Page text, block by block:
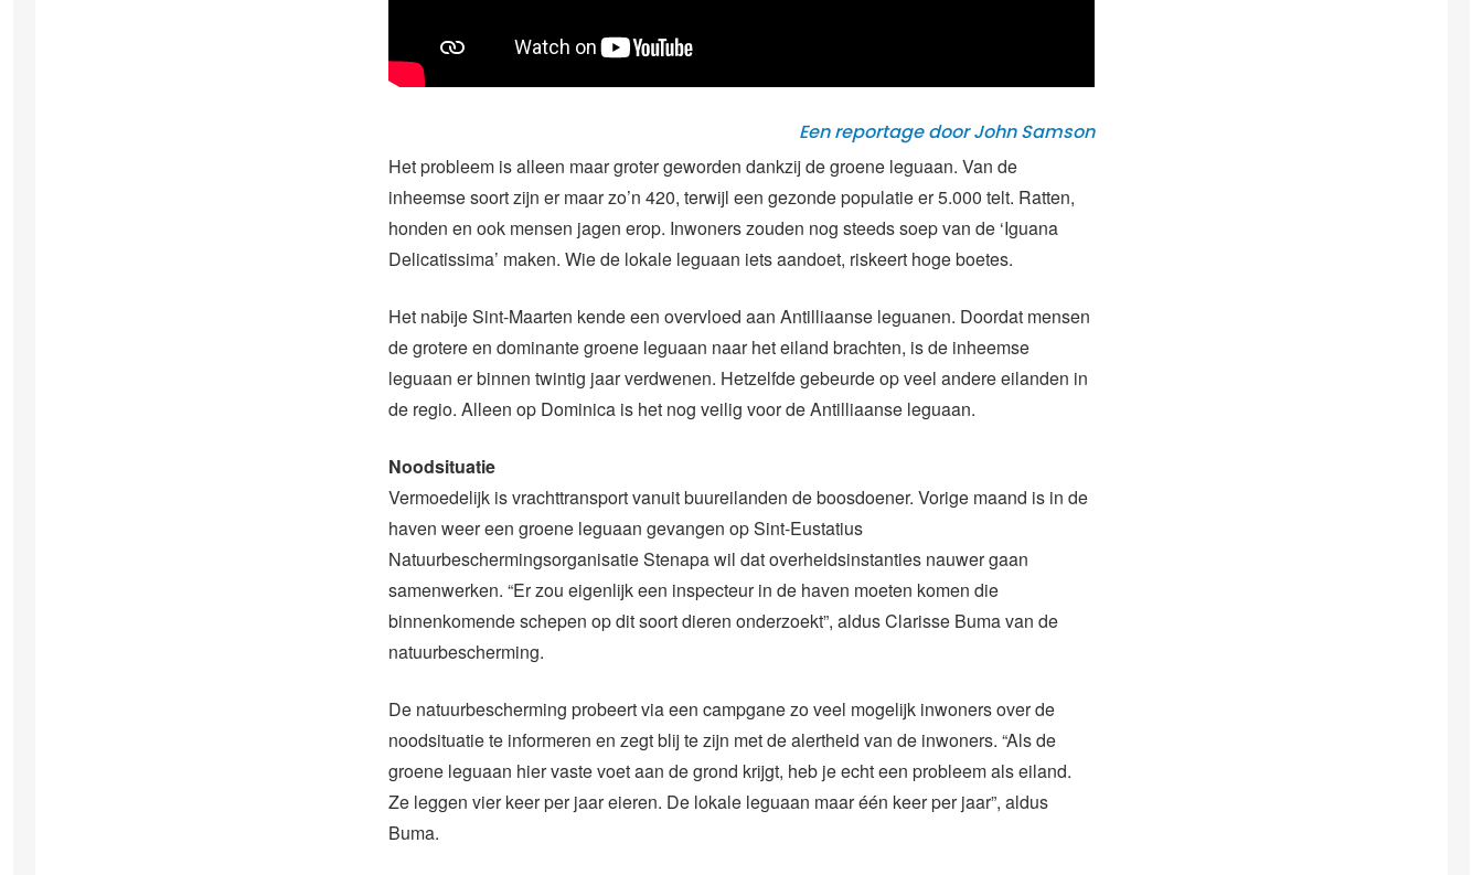
Een reportage door John Samson
Het probleem is alleen maar groter geworden dankzij de groene leguaan. Van de
inheemse soort zijn er maar zo’n 420, terwijl een gezonde populatie er 5.000 telt. Ratten,
honden en ook mensen jagen erop. Inwoners zouden nog steeds soep van de ‘Iguana
Delicatissima’ maken. Wie de lokale leguaan iets aandoet, riskeert hoge boetes.
Het nabije Sint-Maarten kende een overvloed aan Antilliaanse leguanen. Doordat mensen
de grotere en dominante groene leguaan naar het eiland brachten, is de inheemse
leguaan er binnen twintig jaar verdwenen. Hetzelfde gebeurde op veel andere eilanden in
de regio. Alleen op Dominica is het nog veilig voor de Antilliaanse leguaan.
Noodsituatie
Vermoedelijk is vrachttransport vanuit buureilanden de boosdoener. Vorige maand is in de
haven weer een groene leguaan gevangen op Sint-Eustatius
Natuurbeschermingsorganisatie Stenapa wil dat overheidsinstanties nauwer gaan
samenwerken. “Er zou eigenlijk een inspecteur in de haven moeten komen die
binnenkomende schepen op dit soort dieren onderzoekt”, aldus Clarisse Buma van de
natuurbescherming.
De natuurbescherming probeert via een campgane zo veel mogelijk inwoners over de
noodsituatie te informeren en zegt blij te zijn met de alertheid van de inwoners. “Als de
groene leguaan hier vaste voet aan de grond krijgt, heb je echt een probleem als eiland.
Ze leggen vier keer per jaar eieren. De lokale leguaan maar één keer per jaar”, aldus
Buma.